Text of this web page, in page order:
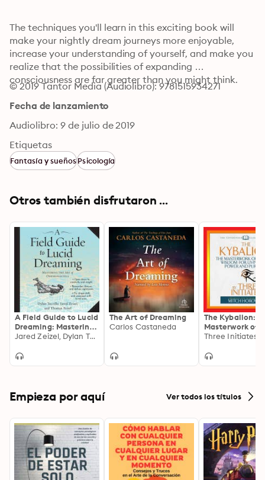
The techniques you'll learn in this exciting book will
make your nightly dream journeys more enjoyable,
increase your understanding of yourself, and make you
realize that the possibilities of expanding
consciousness are far greater than you might think.
© 2019 Tantor Media (Audiolibro): 9781515934271
Fecha de lanzamiento
Audiolibro: 9 de julio de 2019
Etiquetas
Fantasía y sueñosPsicología
Otros también disfrutaron ...
A Field Guide to Lucid
Dreaming: Mastering
the Art of
Jared Zeizel, Dylan Tuccillo, Thomas Peisel
The Art of Dreaming
Carlos Castaneda
The Kybalion:
Masterwork of
Esoteric
and Purpose
Three Initiates
Empieza por aquí Ver todos los títulos